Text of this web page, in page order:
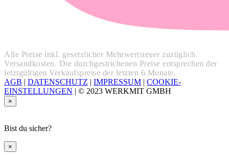
Alle Preise inkl. gesetzlicher Mehrwertsteuer zuzüglich
Versandkosten. Die durchgestrichenen Preise entsprechen der
letztgültigen Verkaufspreise der letzten 6 Monate.
AGB | DATENSCHUTZ | IMPRESSUM | COOKIE-
EINSTELLUNGEN | © 2023 WERKMIT GMBH
×
Bist du sicher?
×